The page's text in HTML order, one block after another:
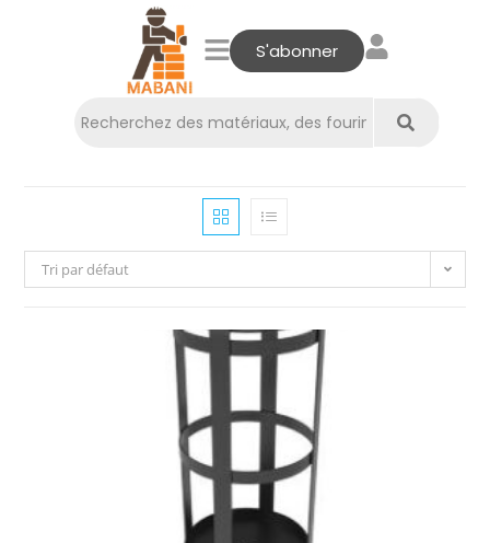
S'abonner
Tri par défaut